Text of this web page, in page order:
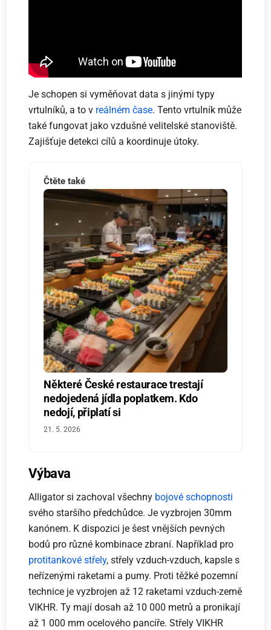
Je schopen si vyměňovat data s jinými typy
vrtulníků, a to v reálném čase. Tento vrtulník může
také fungovat jako vzdušné velitelské stanoviště.
Zajišťuje detekci cílů a koordinuje útoky.
Čtěte také
Některé České restaurace trestají
nedojedená jídla poplatkem. Kdo
nedojí, připlatí si
21. 5. 2026
Výbava
Alligator si zachoval všechny bojové schopnosti
svého staršího předchůdce. Je vyzbrojen 30mm
kanónem. K dispozici je šest vnějších pevných
bodů pro různé kombinace zbraní. Například pro
protitankové střely, střely vzduch-vzduch, kapsle s
neřízenými raketami a pumy. Proti těžké pozemní
technice je vyzbrojen až 12 raketami vzduch-země
VIKHR. Ty mají dosah až 10 000 metrů a pronikají
až 1 000 mm ocelového pancíře. Střely VIKHR